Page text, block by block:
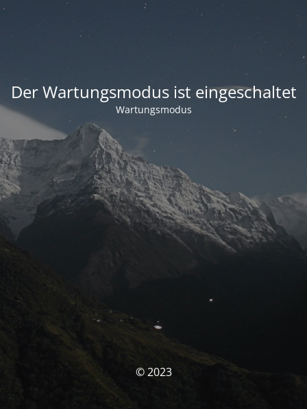
Der Wartungsmodus ist eingeschaltet
Wartungsmodus
© 2023